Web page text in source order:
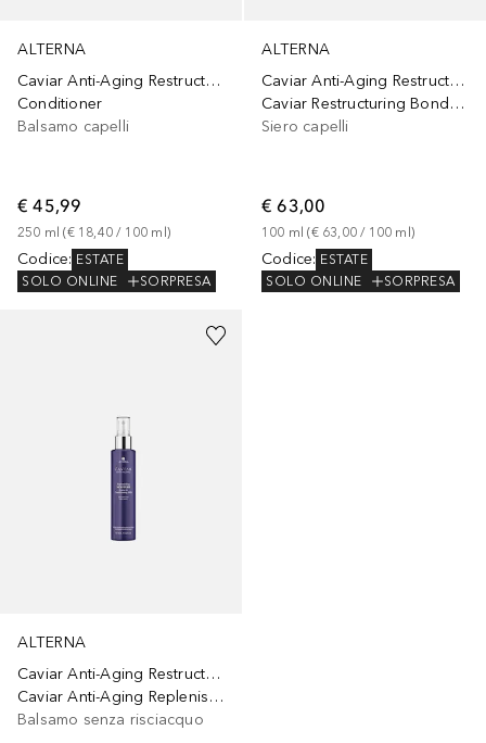
ALTERNA
Caviar Anti-Aging Restructuring Bond Repair
Conditioner
Balsamo capelli
€ 45,99
250 ml (€ 18,40 / 100 ml )
Codice: ESTATE
SOLO ONLINE
SORPRESA
ALTERNA
Caviar Anti-Aging Restructuring Bond Repair
Caviar Restructuring Bond Repair Overnight
Siero capelli
€ 63,00
100 ml (€ 63,00 / 100 ml )
Codice: ESTATE
SOLO ONLINE
SORPRESA
ALTERNA
Caviar Anti-Aging Restructuring Bond Repair
Caviar Anti-Aging Replenishing Moisture Leave-In Conditioning Milk
Balsamo senza risciacquo